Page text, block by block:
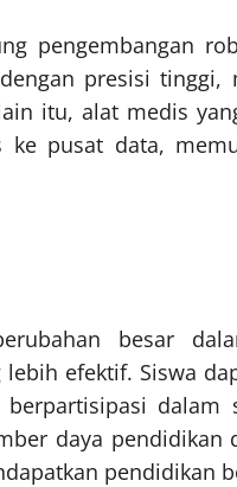
pengembangan
presisi
itu, alat medis
ke pusat data,
besar
efektif. Siswa
daya
pendidikan